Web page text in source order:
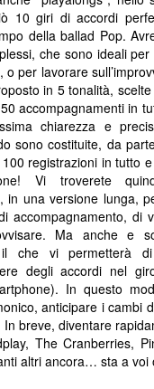
10 giri di accordi
della ballad Pop.
che sono ideali per
per lavorare
in 5 tonalità,
accompagnamenti in
chiarezza e
sono costituite, da
registrazioni in tutto
Vi troverete
in una versione lunga,
accompagnamento, di
Ma anche e
il che vi permetterà
degli accordi nel
In questo
anticipare i cambi
breve, diventare
The Cranberries,
altri ancora… sta a voi